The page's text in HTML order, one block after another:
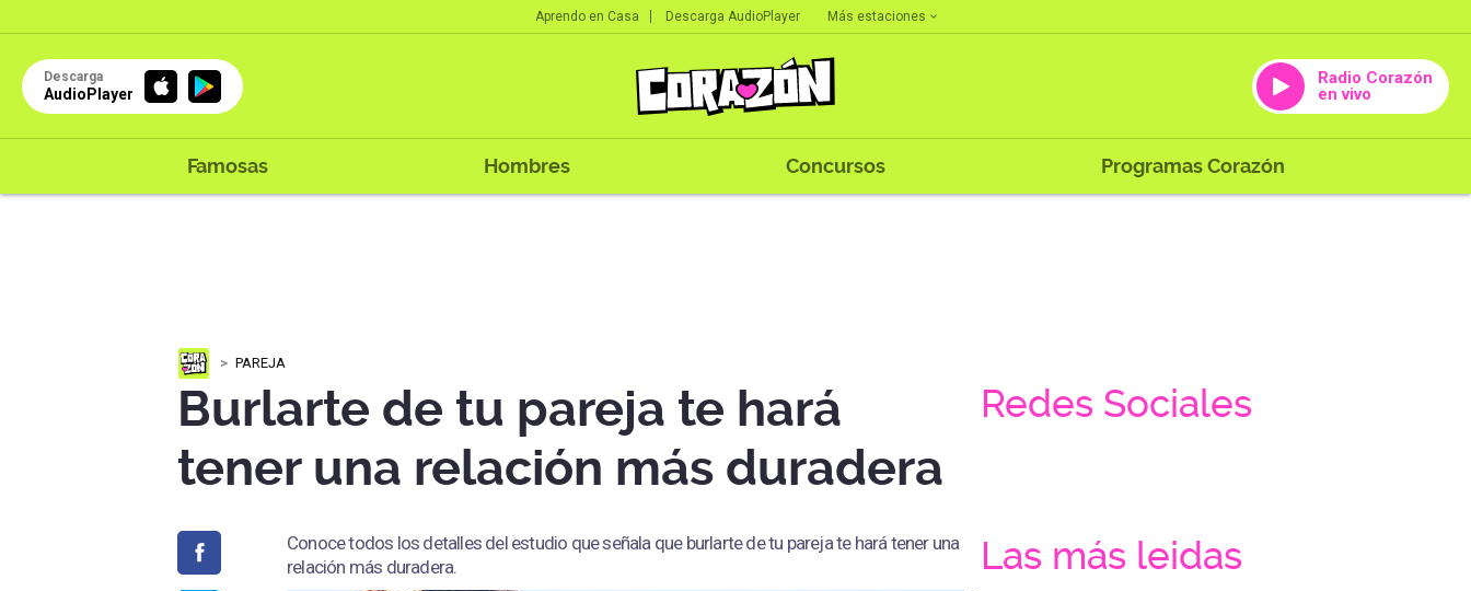
Aprendo en Casa Descarga AudioPlayer Más estaciones
Descarga
AudioPlayer
Radio Corazón
en vivo
Famosas Hombres Concursos Programas Corazón
PAREJA
Burlarte de tu pareja te hará
tener una relación más duradera
Conoce todos los detalles del estudio que señala que burlarte de tu pareja te hará tener una
relación más duradera.
Redes Sociales
Las más leidas